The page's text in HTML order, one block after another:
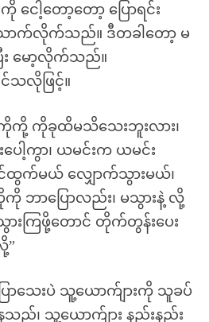
ေါ့တော့တော့ ပြောရင်း
ာက်လိုက်သည်။ ဒီတခါတော့ မ
း မော့လိုက်သည်။
သလိုဖြင့်။
ကို့ ကိုခုထိမသိသေးဘူးလား၊
ေါ့ကွာ၊ ယမင်းက ယမင်း
ထွက်မယ် လျှောက်သွားမယ်၊
ဘာပြောလည်း၊ မသွားနဲ့ လို့
သွားကြဖို့တောင် တိုက်တွန်းပေး
”
ောသေးပဲ သူ့ယောက်ျားကို သူခပ်
၊ သူ့ယောက်ျား နည်းနည်း